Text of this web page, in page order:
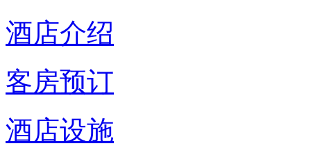
酒店介绍
客房预订
酒店设施